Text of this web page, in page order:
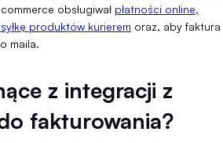
obsługiwał płatności online,
produktów kurierem oraz, aby faktura
maila.
z integracji z
fakturowania?